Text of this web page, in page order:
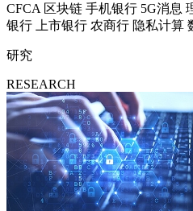
CFCA 区块链 手机银行 5G消息
银行
上市银行 农商行 隐私计算
研究
RESEARCH